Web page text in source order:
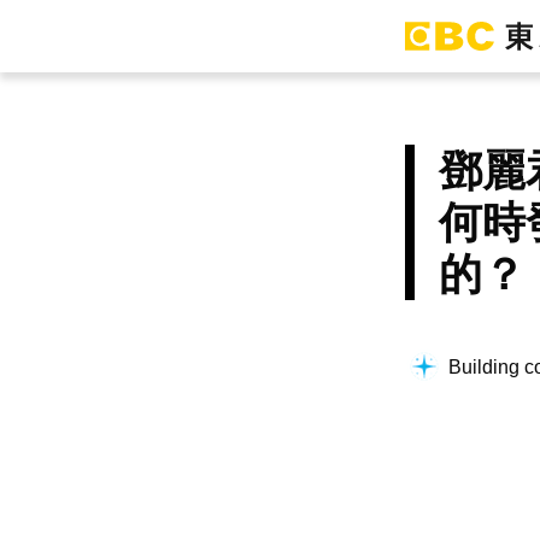
鄧麗
何時
的？
Building